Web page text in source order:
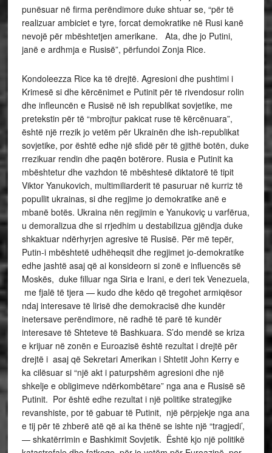
punësuar në firma perëndimore duke shtuar se, “për të
realizuar ambiciet e tyre, forcat demokratike në Rusi kanë
nevojë për mbështetjen amerikane. Ata, dhe jo Putini,
janë e ardhmja e Rusisë”, përfundoi Zonja Rice.
Kondoleezza Rice ka të drejtë. Agresioni dhe pushtimi i
Krimesë si dhe kërcënimet e Putinit për të rivendosur rolin
dhe infleuncën e Rusisë në ish republikat sovjetike, me
pretekstin për të “mbrojtur pakicat ruse të kërcënuara”,
është një rrezik jo vetëm për Ukrainën dhe ish-republikat
sovjetike, por është edhe një sfidë për të gjithë botën, duke
rrezikuar rendin dhe paqën botërore. Rusia e Putinit ka
mbështetur dhe vazhdon të mbështesë diktatorë të tipit
Viktor Yanukovich, multimiliarderit të pasuruar në kurriz të
popullit ukrainas, si dhe regjime jo demokratike anë e
mbanë botës. Ukraina nën regjimin e Yanukoviç u varfërua,
u demoralizua dhe si rrjedhim u destabilizua gjëndja duke
shkaktuar ndërhyrjen agresive të Rusisë. Për më tepër,
Putin-i mbështetë udhëheqsit dhe regjimet jo-demokratike
edhe jashtë asaj që ai konsideorn si zonë e influencës së
Moskës, duke filluar nga Siria e Irani, e deri tek Venezuela,
me fjalë të tjera — kudo dhe këdo që tregohet armiqësor
ndaj interesave të lirisë dhe demokracisë dhe kundër
inetersave perëndimore, në radhë të parë të kundër
interesave të Shteteve të Bashkuara. S’do mendë se kriza
e krijuar në zonën e Euroazisë është rezultat i drejtë për
drejtë i asaj që Sekretari Amerikan i Shtetit John Kerry e
ka cilësuar si “një akt i paturpshëm agresioni dhe një
shkelje e obligimeve ndërkombëtare” nga ana e Rusisë së
Putinit. Por është edhe rezultat i një politike strategjike
revanshiste, por të gabuar të Putinit, një përpjekje nga ana
e tij për të zhberë atë që ai ka thënë se ishte një “tragjedi’,
— shkatërrimin e Bashkimit Sovjetik. Është kjo një politikë